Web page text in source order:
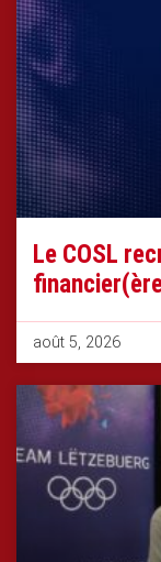
Le COSL
août 5, 2026